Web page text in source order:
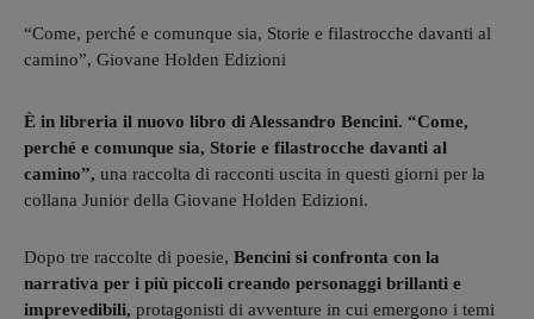
“Come, perché e comunque sia, Storie e filastrocche davanti al
camino”, Giovane Holden Edizioni
È in libreria il nuovo libro di Alessandro Bencini. “Come,
perché e comunque sia, Storie e filastrocche davanti al
camino”, una raccolta di racconti uscita in questi giorni per la
collana Junior della Giovane Holden Edizioni.
Dopo tre raccolte di poesie, Bencini si confronta con la
narrativa per i più piccoli creando personaggi brillanti e
imprevedibili, protagonisti di avventure in cui emergono i temi